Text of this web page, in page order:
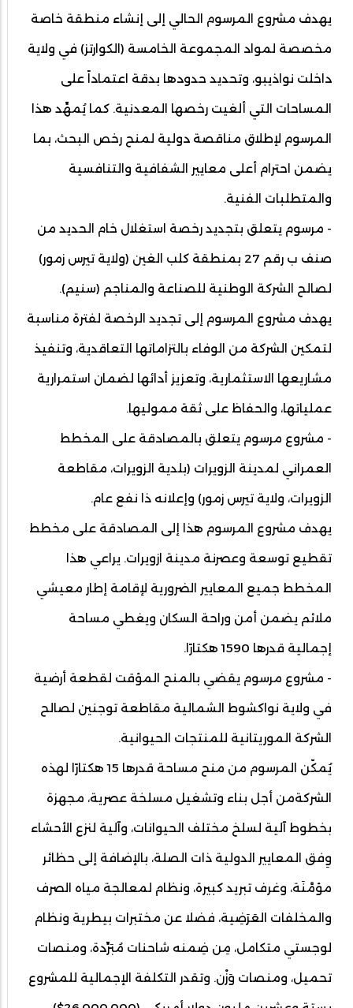
يهدف مشروع المرسوم الحالي إلى إنشاء منطقة خاصة
مخصصة لمواد المجموعة الخامسة (الكوارتز) في ولاية
داخلت نواذيبو، وتحديد حدودها بدقة اعتماداً على
المساحات التي ألغيت رخصها المعدنية. كما يُمهِّد هذا
المرسوم لإطلاق مناقصة دولية لمنح رخص البحث، بما
يضمن احترام أعلى معايير الشفافية والتنافسية
والمتطلبات الفنية.
- مرسوم يتعلق بتجديد رخصة استغلال خام الحديد من
صنف ب رقم 27 بمنطقة كلب الغين (ولاية تيرس زمور)
لصالح الشركة الوطنية للصناعة والمناجم (سنيم).
يهدف مشروع المرسوم إلى تجديد الرخصة لفترة مناسبة
لتمكين الشركة من الوفاء بالتزاماتها التعاقدية، وتنفيذ
مشاريعها الاستثمارية، وتعزيز أدائها لضمان استمرارية
عملياتها، والحفاظ على ثقة مموليها.
- مشروع مرسوم يتعلق بالمصادقة على المخطط
العمراني لمدينة الزويرات (بلدية الزويرات، مقاطعة
الزويرات، ولاية تيرس زمور) وإعلانه ذا نفع عام.
يهدف مشروع المرسوم هذا إلى المصادقة على مخطط
تقطيع توسعة وعصرنة مدينة ازويرات. يراعي هذا
المخطط جميع المعايير الضرورية لإقامة إطار معيشي
ملائم يضمن أمن وراحة السكان ويغطي مساحة
إجمالية قدرها 1590 هكتارًا.
- مشروع مرسوم يقضي بالمنح المؤقت لقطعة أرضية
في ولاية نواكشوط الشمالية مقاطعة توجنين لصالح
الشركة الموريتانية للمنتجات الحيوانية.
يُمكّن المرسوم من منح مساحة قدرها 15 هكتارًا لهذه
الشركةمن أجل بناء وتشغيل مسلخة عصرية، مجهزة
بخطوط آلية لسلخ مختلف الحيوانات، وآلية لنزع الأحشاء
وِفق المعايير الدولية ذات الصلة، بالإضافة إلى حظائر
مؤمَّنَة، وغرف تبريد كبيرة، ونظام لمعالجة مياه الصرف
والمخلفات العَرَضِية، فضلا عن مختبرات بيطرية ونظام
لوجستي متكامل، مِن ضِمنه شاحنات مُبَرِّدة، ومنصات
تحميل، ومنصات وَزْن. وتقدر التكلفة الإجمالية للمشروع